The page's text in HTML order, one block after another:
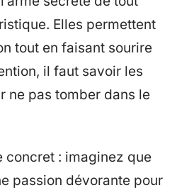
Elles permettent
tout en faisant sourire
il faut savoir les
ne pas tomber dans le
concret : imaginez que
passion dévorante pour